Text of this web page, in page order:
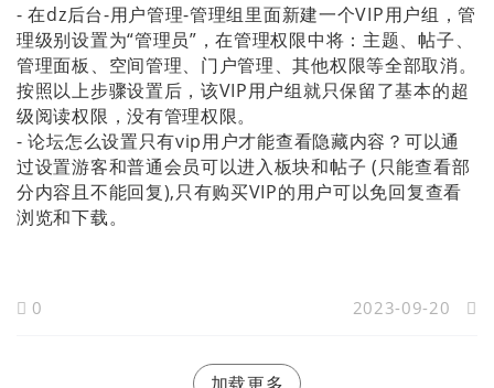
- 在dz后台-用户管理-管理组里面新建一个VIP用户组，管
理级别设置为“管理员”，在管理权限中将：主题、帖子、
管理面板、空间管理、门户管理、其他权限等全部取消。
按照以上步骤设置后，该VIP用户组就只保留了基本的超
级阅读权限，没有管理权限。
- 论坛怎么设置只有vip用户才能查看隐藏内容？可以通
过设置游客和普通会员可以进入板块和帖子 (只能查看部
分内容且不能回复),只有购买VIP的用户可以免回复查看
浏览和下载。
0 2023-09-20